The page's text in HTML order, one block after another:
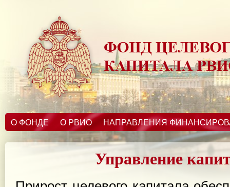
О ФОНДЕ О РВИО НАПРАВЛЕНИЯ
Управление